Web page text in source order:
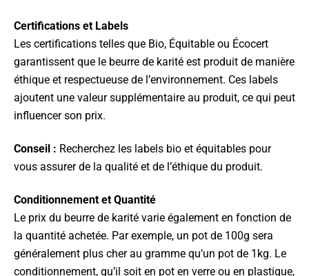
Certifications et Labels
Les certifications telles que Bio, Équitable ou Écocert
garantissent que le beurre de karité est produit de manière
éthique et respectueuse de l’environnement. Ces labels
ajoutent une valeur supplémentaire au produit, ce qui peut
influencer son prix.
Conseil : Recherchez les labels bio et équitables pour
vous assurer de la qualité et de l’éthique du produit.
Conditionnement et Quantité
Le prix du beurre de karité varie également en fonction de
la quantité achetée. Par exemple, un pot de 100g sera
généralement plus cher au gramme qu’un pot de 1kg. Le
conditionnement, qu’il soit en pot en verre ou en plastique,